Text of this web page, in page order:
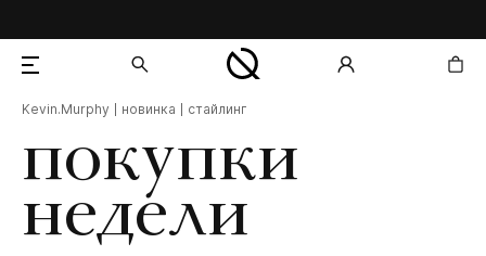
покупки
недели
Kevin.Murphy новинка стайлинг